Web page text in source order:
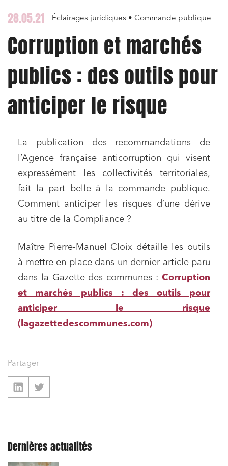
28.05.21 Éclairages juridiques • Commande publique
Corruption et marchés
publics : des outils pour
anticiper le risque
La publication des recommandations de
l’Agence française anticorruption qui visent
expressément les collectivités territoriales,
fait la part belle à la commande publique.
Comment anticiper les risques d’une dérive
au titre de la Compliance ?
Maître Pierre-Manuel Cloix détaille les outils
à mettre en place dans un dernier article paru
dans la Gazette des communes : Corruption
et marchés publics : des outils pour
anticiper le risque
(lagazettedescommunes.com)
Partager
Dernières actualités